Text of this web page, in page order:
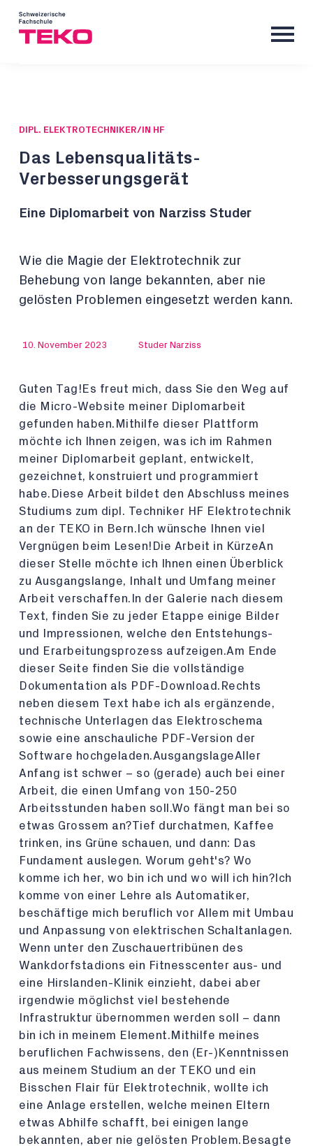
DIPL. ELEKTROTECHNIKER/IN HF
Das Lebensqualitäts-
Verbesserungsgerät
Eine Diplomarbeit von Narziss Studer
Wie die Magie der Elektrotechnik zur
Behebung von lange bekannten, aber nie
gelösten Problemen eingesetzt werden kann.
10. November 2023 Studer Narziss
Guten Tag!Es freut mich, dass Sie den Weg auf
die Micro-Website meiner Diplomarbeit
gefunden haben.Mithilfe dieser Plattform
möchte ich Ihnen zeigen, was ich im Rahmen
meiner Diplomarbeit geplant, entwickelt,
gezeichnet, konstruiert und programmiert
habe.Diese Arbeit bildet den Abschluss meines
Studiums zum dipl. Techniker HF Elektrotechnik
an der TEKO in Bern.Ich wünsche Ihnen viel
Vergnügen beim Lesen!Die Arbeit in KürzeAn
dieser Stelle möchte ich Ihnen einen Überblick
zu Ausgangslange, Inhalt und Umfang meiner
Arbeit verschaffen.In der Galerie nach diesem
Text, finden Sie zu jeder Etappe einige Bilder
und Impressionen, welche den Entstehungs-
und Erarbeitungsprozess aufzeigen.Am Ende
dieser Seite finden Sie die vollständige
Dokumentation als PDF-Download.Rechts
neben diesem Text habe ich als ergänzende,
technische Unterlagen das Elektroschema
sowie eine anschauliche PDF-Version der
Software hochgeladen.AusgangslageAller
Anfang ist schwer – so (gerade) auch bei einer
Arbeit, die einen Umfang von 150-250
Arbeitsstunden haben soll.Wo fängt man bei so
etwas Grossem an?Tief durchatmen, Kaffee
trinken, ins Grüne schauen, und dann: Das
Fundament auslegen. Worum geht's? Wo
komme ich her, wo bin ich und wo will ich hin?Ich
komme von einer Lehre als Automatiker,
beschäftige mich beruflich vor Allem mit Umbau
und Anpassung von elektrischen Schaltanlagen.
Wenn unter den Zuschauertribünen des
Wankdorfstadions ein Fitnesscenter aus- und
eine Hirslanden-Klinik einzieht, dabei aber
irgendwie möglichst viel bestehende
Infrastruktur übernommen werden soll – dann
bin ich in meinem Element.Mithilfe meines
beruflichen Fachwissens, den (Er-)Kenntnissen
aus meinem Studium an der TEKO und ein
Bisschen Flair für Elektrotechnik, wollte ich
eine Anlage erstellen, welche meinen Eltern
etwas Abhilfe schafft, bei einigen lange
bekannten, aber nie gelösten Problem.Besagte